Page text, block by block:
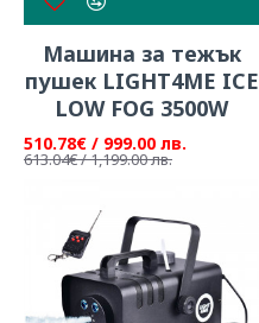
Машина за тежък
пушек LIGHT4ME ICE
LOW FOG 3500W
510.78€ / 999.00 лв.
613.04€ / 1,199.00 лв.